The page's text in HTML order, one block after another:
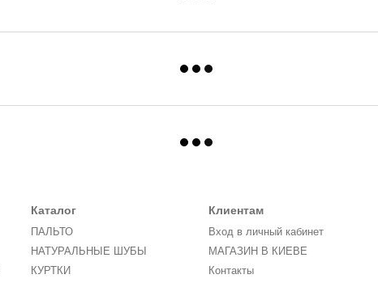
Каталог
ПАЛЬТО
НАТУРАЛЬНЫЕ ШУБЫ
КУРТКИ
Клиентам
Вход в личный кабинет
МАГАЗИН В КИЕВЕ
Контакты